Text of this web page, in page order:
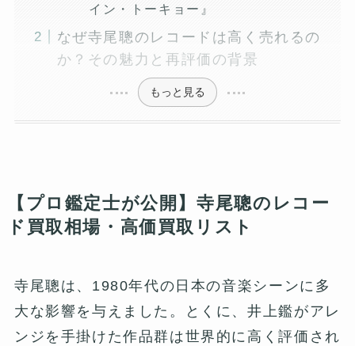
イン・トーキョー』
なぜ寺尾聰のレコードは高く売れるの
か？その魅力と再評価の背景
もっと見る
【プロ鑑定士が公開】寺尾聰のレコー
ド買取相場・高価買取リスト
寺尾聰は、1980年代の日本の音楽シーンに多
大な影響を与えました。とくに、井上鑑がアレ
ンジを手掛けた作品群は世界的に高く評価され